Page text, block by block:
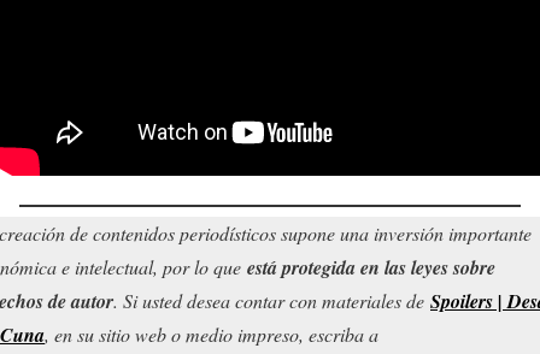
de contenidos periodísticos supone una inversión importante
e intelectual, por lo que está protegida en las leyes sobre
de autor. Si usted desea contar con materiales de Spoilers |
, en su sitio web o medio impreso, escriba a